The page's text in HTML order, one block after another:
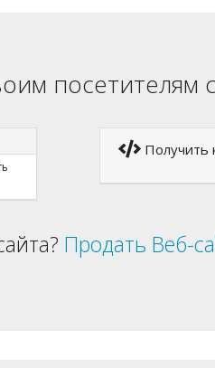
посетителям
Получить
Продать Веб-